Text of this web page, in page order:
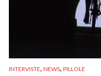
INTERVISTE, NEWS, PILLOLE